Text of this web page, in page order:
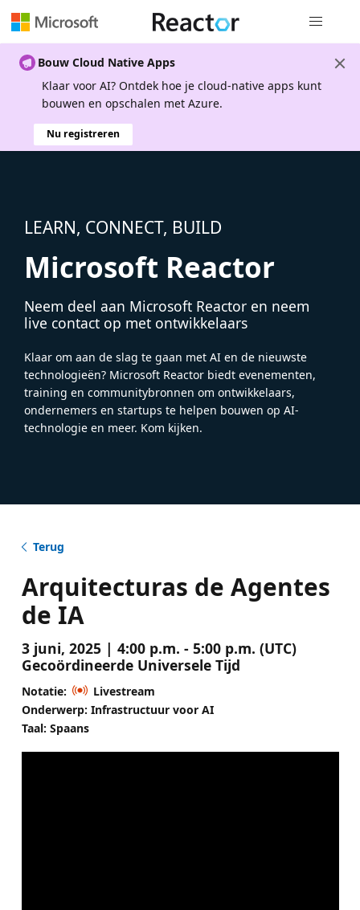
Bouw Cloud Native Apps
Klaar voor AI? Ontdek hoe je cloud-native apps kunt
bouwen en opschalen met Azure.
Nu registreren
LEARN, CONNECT, BUILD
Microsoft Reactor
Neem deel aan Microsoft Reactor en neem
live contact op met ontwikkelaars
Klaar om aan de slag te gaan met AI en de nieuwste
technologieën? Microsoft Reactor biedt evenementen,
training en communitybronnen om ontwikkelaars,
ondernemers en startups te helpen bouwen op AI-
technologie en meer. Kom kijken.
Terug
Arquitecturas de Agentes
de IA
3 juni, 2025 | 4:00 p.m. - 5:00 p.m. (UTC)
Gecoördineerde Universele Tijd
Notatie:
Livestream
Onderwerp: Infrastructuur voor AI
Taal: Spaans